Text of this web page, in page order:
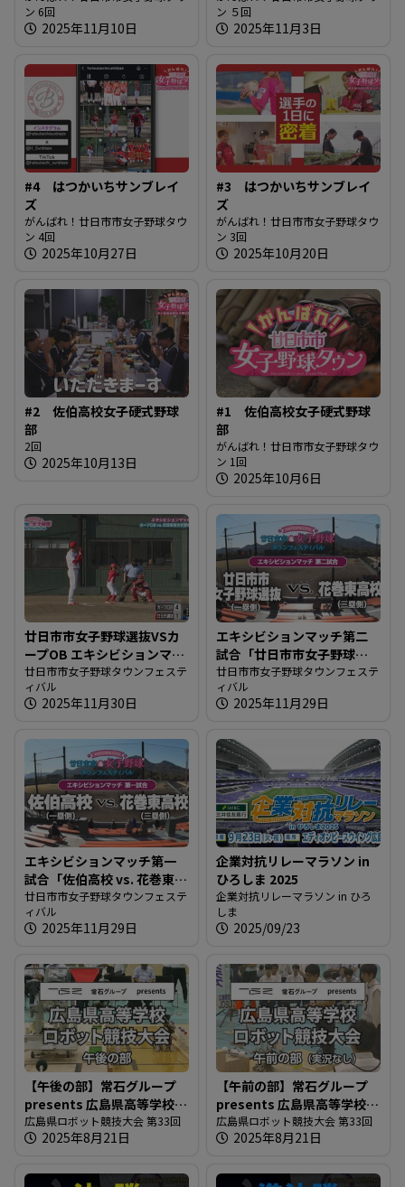
ン 6回
2025年11月10日
ン ５回
2025年11月3日
#4 はつかいちサンブレイ
ズ
がんばれ！廿日市市女子野球タウ
ン 4回
2025年10月27日
#3 はつかいちサンブレイ
ズ
がんばれ！廿日市市女子野球タウ
ン 3回
2025年10月20日
#2 佐伯高校女子硬式野球
部
2回
2025年10月13日
#1 佐伯高校女子硬式野球
部
がんばれ！廿日市市女子野球タウ
ン 1回
2025年10月6日
廿日市市女子野球選抜VSカ
ープOB エキシビションマッ
チ
廿日市市女子野球タウンフェステ
ィバル
2025年11月30日
エキシビションマッチ第二
試合「廿日市市女子野球選
抜 vs. 花巻東高校」
廿日市市女子野球タウンフェステ
ィバル
2025年11月29日
エキシビションマッチ第一
試合「佐伯高校 vs. 花巻東高
校」
廿日市市女子野球タウンフェステ
ィバル
2025年11月29日
企業対抗リレーマラソン in
ひろしま 2025
企業対抗リレーマラソン in ひろ
しま
2025/09/23
【午後の部】常石グループ
presents 広島県高等学校ロ
ボット競技大会
広島県ロボット競技大会 第33回
2025年8月21日
【午前の部】常石グループ
presents 広島県高等学校ロ
ボット競技大会
広島県ロボット競技大会 第33回
2025年8月21日